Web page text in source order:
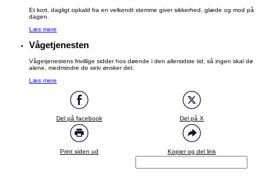
Et kort, dagligt opkald fra en velkendt stemme giver sikkerhed, glæde og mod på
dagen.
Læs mere
Vågetjenesten
Vågetjenestens frivillige sidder hos døende i den allersidste tid, så ingen skal dø
alene, medmindre de selv ønsker det.
Læs mere
Del på facebook Del på X
Print siden ud Kopier og del link